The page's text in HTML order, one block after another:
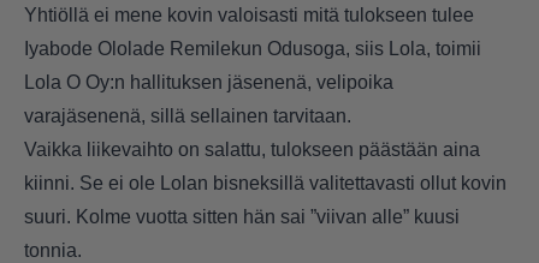
Yhtiöllä ei mene kovin valoisasti mitä tulokseen tulee
Iyabode Ololade Remilekun Odusoga, siis Lola, toimii
Lola O Oy:n hallituksen jäsenenä, velipoika
varajäsenenä, sillä sellainen tarvitaan.
Vaikka liikevaihto on salattu, tulokseen päästään aina
kiinni. Se ei ole Lolan bisneksillä valitettavasti ollut kovin
suuri. Kolme vuotta sitten hän sai ”viivan alle” kuusi
tonnia.